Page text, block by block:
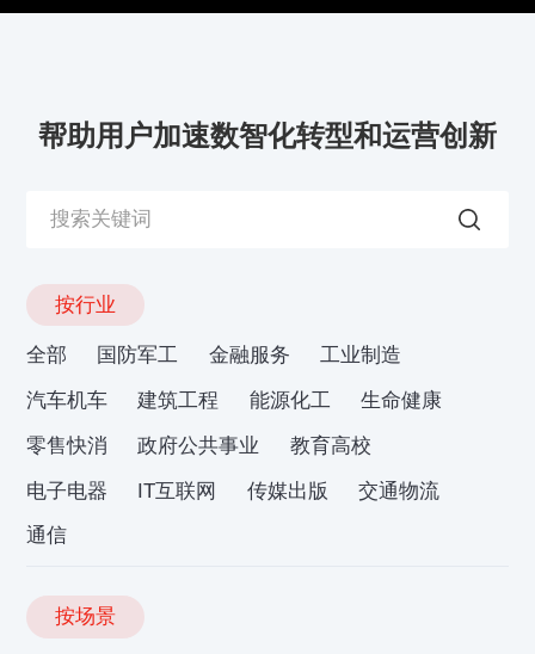
帮助用户加速数智化转型和运营创新
按行业
全部 国防军工 金融服务
工业制造
汽车机车
建筑工程 能源化工
生命健康
零售快消
政府公共事业
教育高校
电子电器
IT互联网 传媒出版
交通物流
通信
按场景